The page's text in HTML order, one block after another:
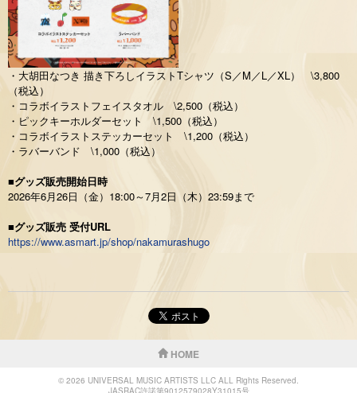
・大胡田なつき 描き下ろしイラストTシャツ（S／M／L／XL） \3,800
（税込）
・コラボイラストフェイスタオル \2,500（税込）
・ピックキーホルダーセット \1,500（税込）
・コラボイラストステッカーセット \1,200（税込）
・ラバーバンド \1,000（税込）
■グッズ販売開始日時
2026年6月26日（金）18:00～7月2日（木）23:59まで
■グッズ販売 受付URL
https://www.asmart.jp/shop/nakamurashugo
HOME
© 2026 UNIVERSAL MUSIC ARTISTS LLC ALL Rights Reserved.
JASRAC許諾第9012579028Y31015号